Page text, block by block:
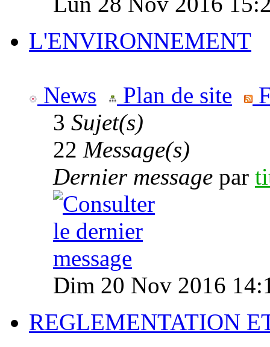
L'ENVIRONNEMENT
News Plan de site
3 Sujet(s)
22 Message(s)
Dernier message par
Dim 20 Nov 2016
REGLEMENTATION